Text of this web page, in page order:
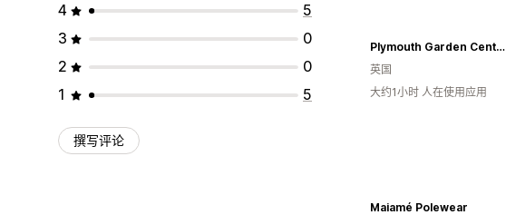
4
5
3
0
2
0
1
5
撰写评论
Plymouth Garden Centre
英国
大约1小时 人在使用应用
Maiamé Polewear